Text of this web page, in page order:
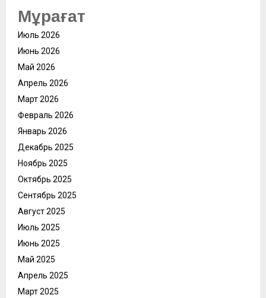
Мұрағат
Июль 2026
Июнь 2026
Май 2026
Апрель 2026
Март 2026
Февраль 2026
Январь 2026
Декабрь 2025
Ноябрь 2025
Октябрь 2025
Сентябрь 2025
Август 2025
Июль 2025
Июнь 2025
Май 2025
Апрель 2025
Март 2025